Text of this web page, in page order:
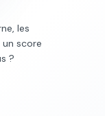
les
score
?